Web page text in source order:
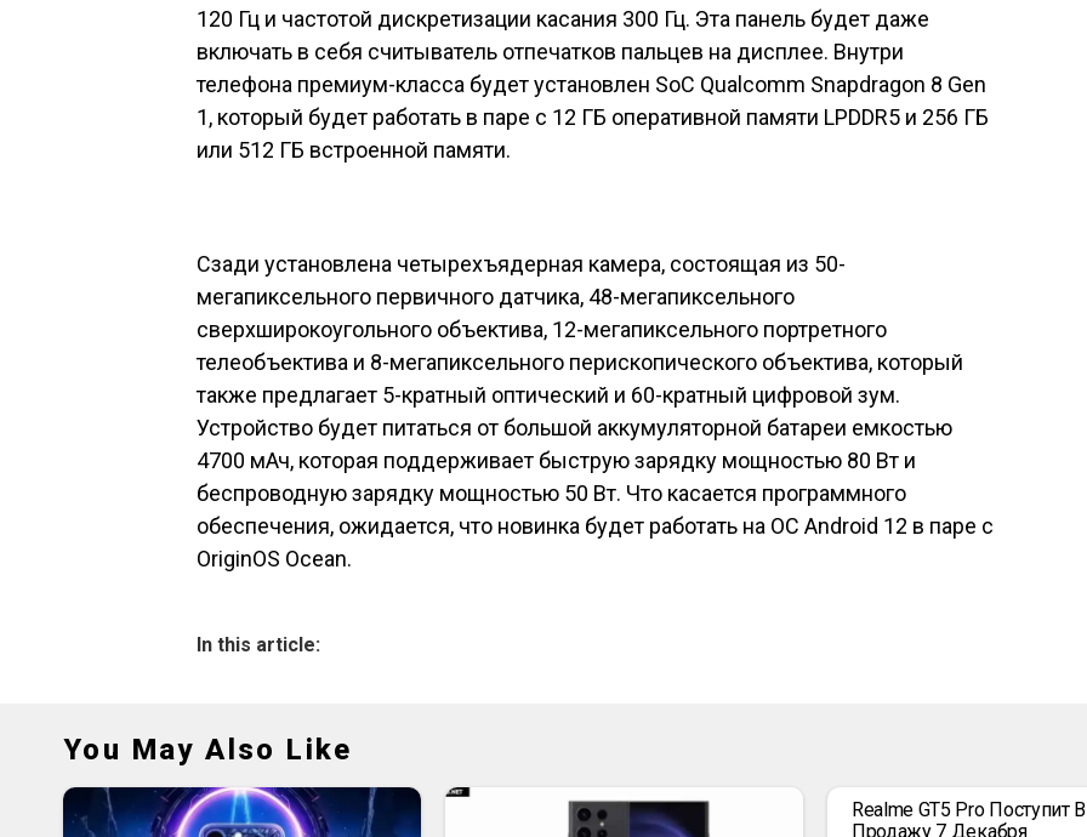
120 Гц и частотой дискретизации касания 300 Гц. Эта панель будет даже
включать в себя считыватель отпечатков пальцев на дисплее. Внутри
телефона премиум-класса будет установлен SoC Qualcomm Snapdragon 8 Gen
1, который будет работать в паре с 12 ГБ оперативной памяти LPDDR5 и 256 ГБ
или 512 ГБ встроенной памяти.
Сзади установлена ​​четырехъядерная камера, состоящая из 50-
мегапиксельного первичного датчика, 48-мегапиксельного
сверхширокоугольного объектива, 12-мегапиксельного портретного
телеобъектива и 8-мегапиксельного перископического объектива, который
также предлагает 5-кратный оптический и 60-кратный цифровой зум.
Устройство будет питаться от большой аккумуляторной батареи емкостью
4700 мАч, которая поддерживает быструю зарядку мощностью 80 Вт и
беспроводную зарядку мощностью 50 Вт. Что касается программного
обеспечения, ожидается, что новинка будет работать на ОС Android 12 в паре с
OriginOS Ocean.
In this article:
You May Also Like
Realme GT5 Pro Поступит В
Продажу 7 Декабря